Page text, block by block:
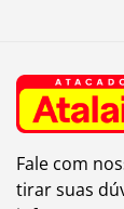
Fale com
tirar suas